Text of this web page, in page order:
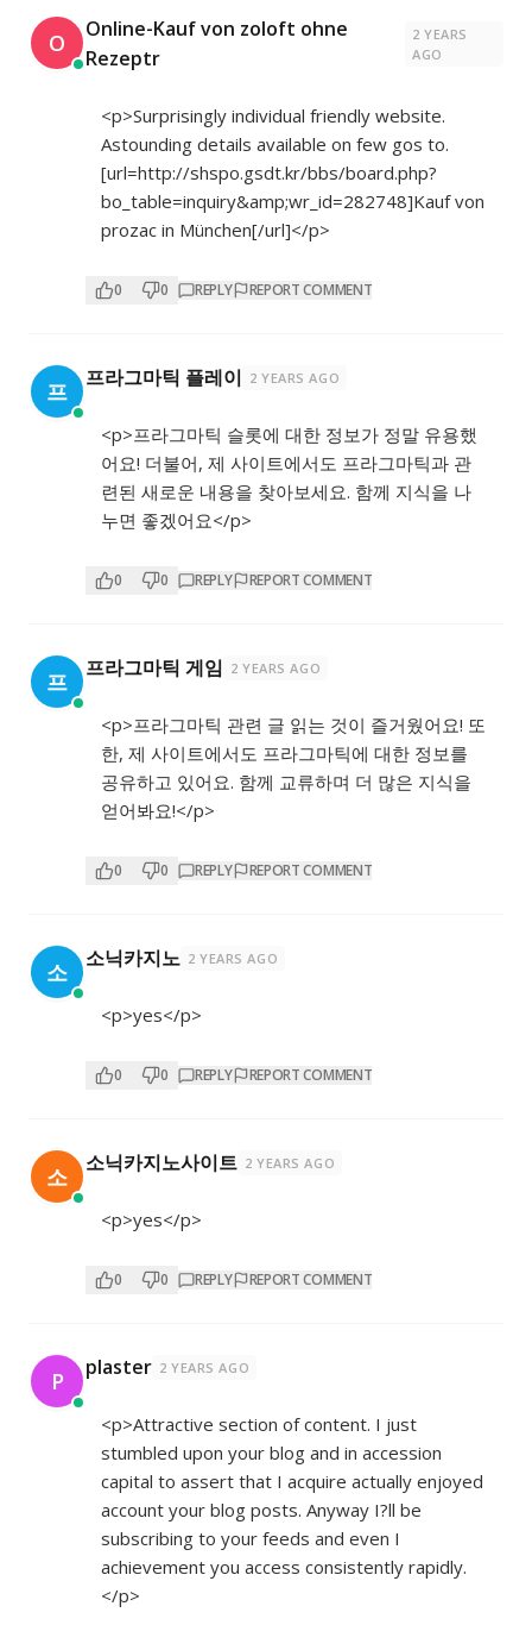
O
Online-Kauf von zoloft ohne
Rezeptr
2 YEARS
AGO
<p>Surprisingly individual friendly website.
Astounding details available on few gos to.
[url=http://shspo.gsdt.kr/bbs/board.php?
bo_table=inquiry&amp;wr_id=282748]Kaufvon
prozac in München[/url]</p>
0 0 REPLY REPORT COMMENT
프 프라그마틱 플레이 2 YEARS AGO
<p>프라그마틱 슬롯에 대한 정보가 정말 유용했
어요! 더불어, 제 사이트에서도 프라그마틱과 관
련된 새로운 내용을 찾아보세요. 함께 지식을 나
누면 좋겠어요</p>
0 0 REPLY REPORT COMMENT
프 프라그마틱 게임 2 YEARS AGO
<p>프라그마틱 관련 글 읽는 것이 즐거웠어요! 또
한, 제 사이트에서도 프라그마틱에 대한 정보를
공유하고 있어요. 함께 교류하며 더 많은 지식을
얻어봐요!</p>
0 0 REPLY REPORT COMMENT
소 소닉카지노 2 YEARS AGO
<p>yes</p>
0 0 REPLY REPORT COMMENT
소 소닉카지노사이트 2 YEARS AGO
<p>yes</p>
0 0 REPLY REPORT COMMENT
P plaster 2 YEARS AGO
<p>Attractive section of content. I just
stumbled upon your blog and in accession
capital to assert that I acquire actually enjoyed
account your blog posts. Anyway I?ll be
subscribing to your feeds and even I
achievement you access consistently rapidly.
</p>